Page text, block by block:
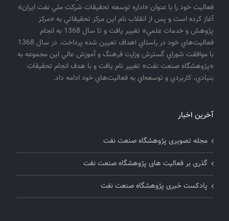
فعاليت خود را با عنوان «اداره توسعه تحقيقات شركت ملي نفت ايران»
آغاز كرده است و پس از انقلاب نام اين مركز تحقيقاتي به «مركز
پژوهش و خدمات علمي» تغيير يافت و تا سال 1368 به انجام
فعاليت‌هاي خود در راستاي اهداف تعيين شده پرداخت. در سال 1368
با موافقت شوراي گسترش وزارت فرهنگ و آموزش عالي اين مجموعه به
«پژوهشگاه صنعت نفت» تغيير نام يافت و با هدف انجام تحقيقات
بنيادي، كاربردي و توسعه‌اي به فعاليت‌هاي خود ادامه داد.
آخرین اخبار
مجله تصویری پژوهشگاه صنعت نفت
گذری بر فعالیت های پژوهشگاه صنعت نفت
پادکست خبری پژوهشگاه صنعت نفت